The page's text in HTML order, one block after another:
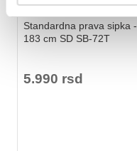
★★★★★
Standardna prava sipka -
183 cm SD SB-72T
5.990 rsd